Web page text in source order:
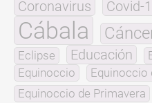
Coronavirus
Covid-
Cábala
Eclipse
Educación
Equinoccio
Equinoccio
Equinoccio de Primavera